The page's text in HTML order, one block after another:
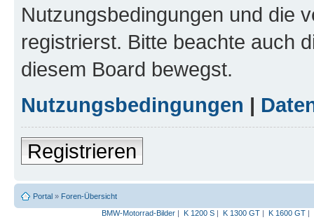
Nutzungsbedingungen und die
registrierst. Bitte beachte auch
diesem Board bewegst.
Nutzungsbedingungen |
Registrieren
Portal » Foren-Übersicht
BMW-Motorrad-Bilder| K 1200 S| K 1300 GT| K 1600 GT|